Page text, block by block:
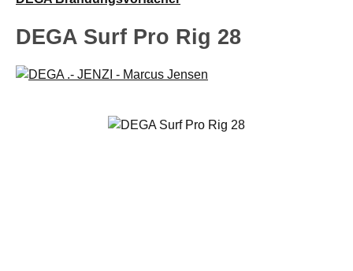
DEGA Surf Pro Rig 28
Bildergalerie überspringen